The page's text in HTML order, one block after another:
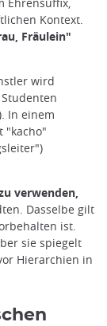
Kontext.
Fräulein"
wird
In einem
"kacho"
verwenden,
Dasselbe gilt
ist.
sie spiegelt
Hierarchien in